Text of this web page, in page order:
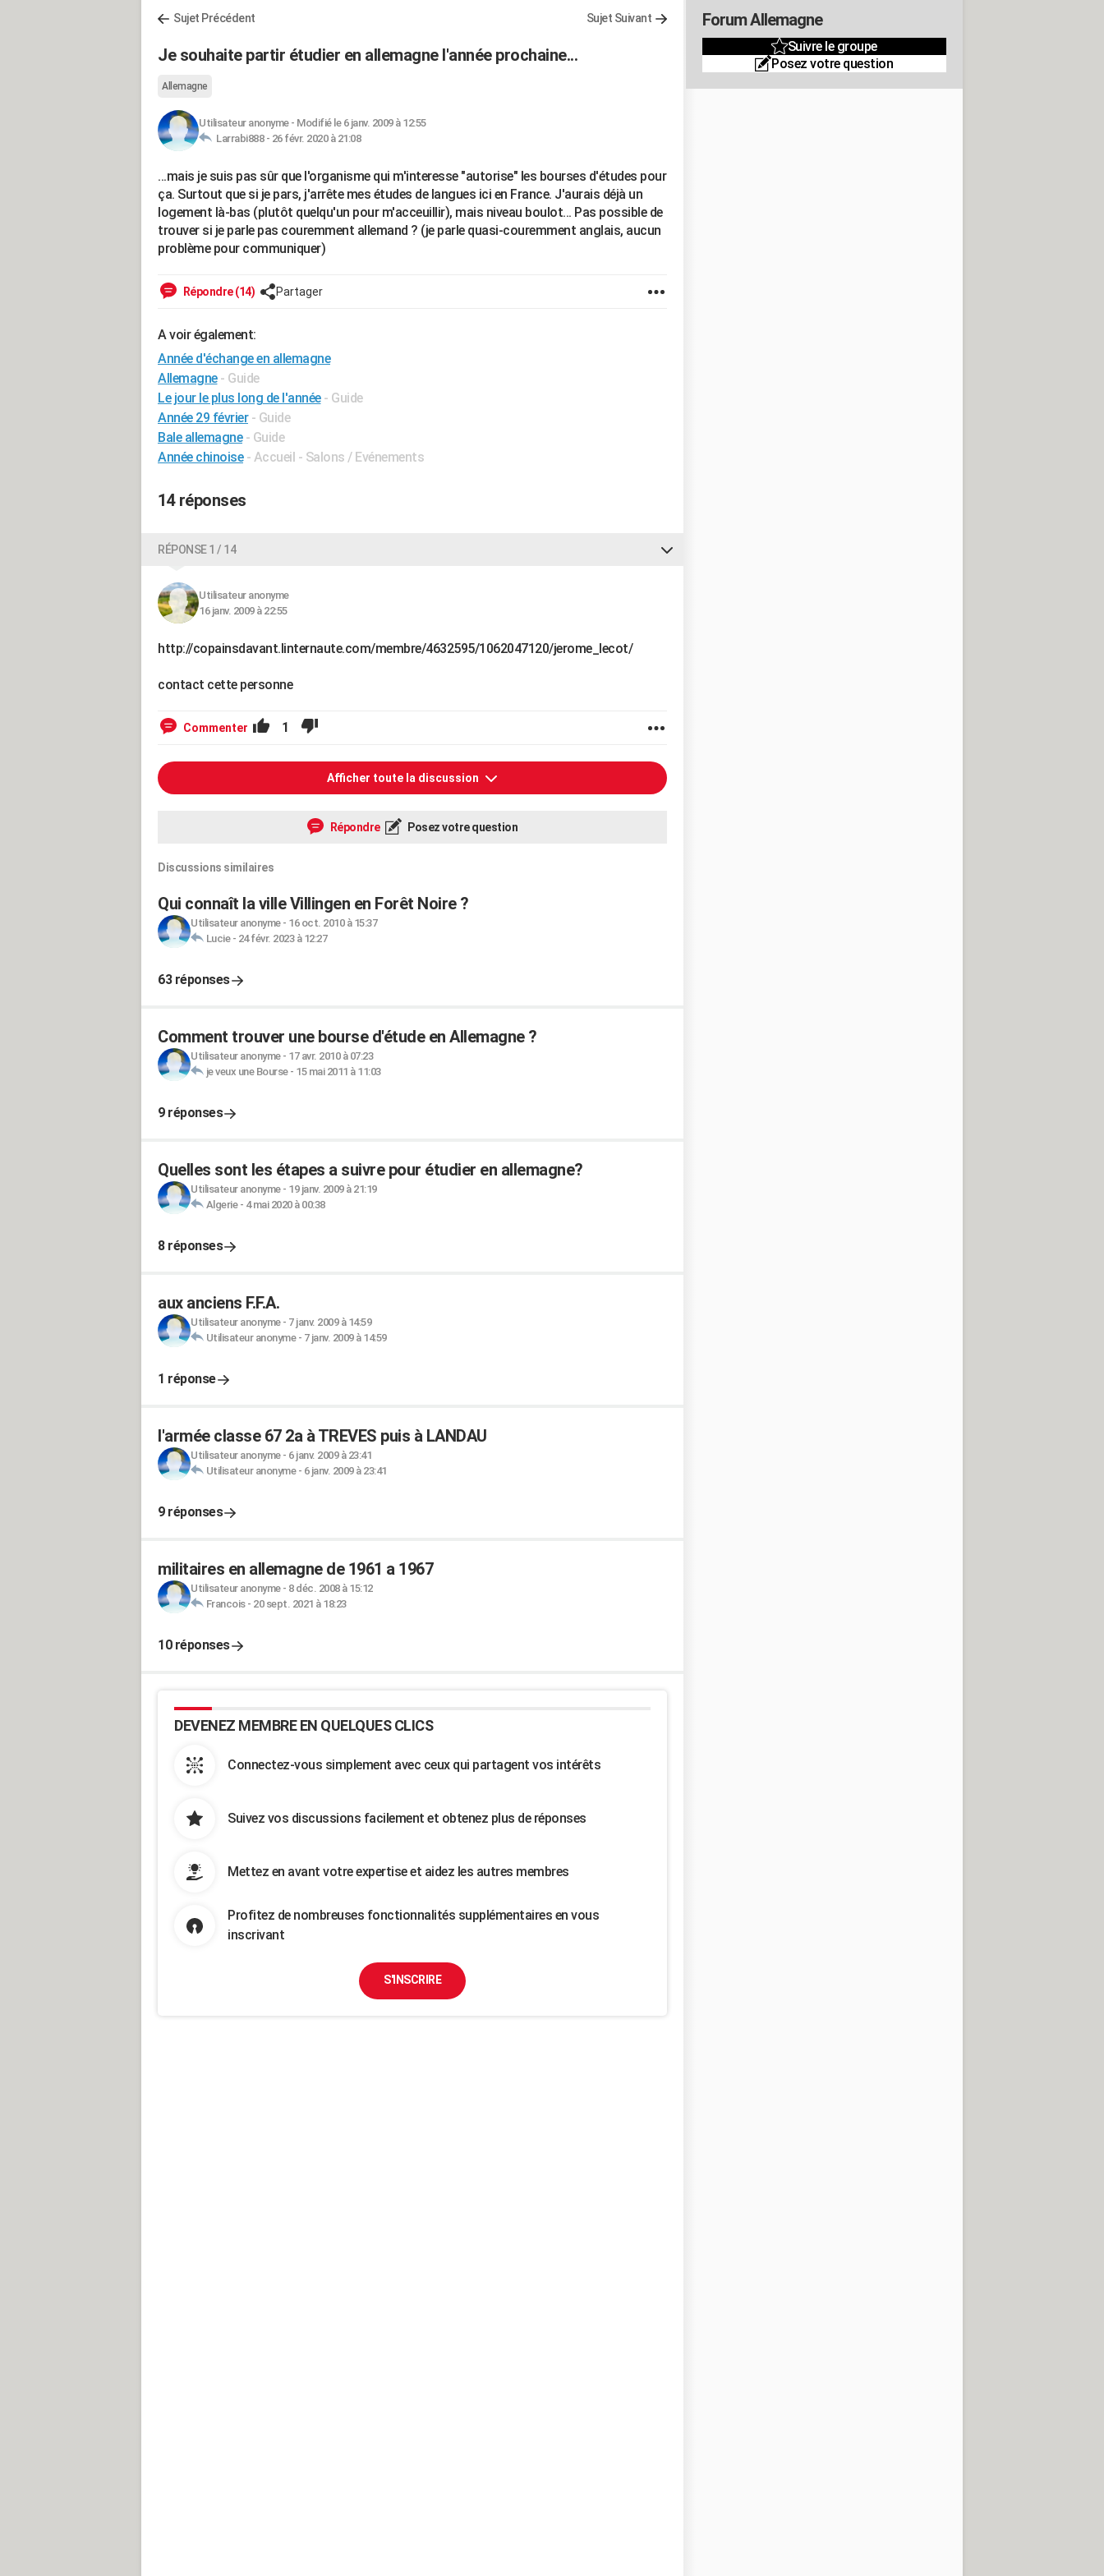
Sujet Précédent Sujet Suivant
Je souhaite partir étudier en allemagne l'année prochaine...
Allemagne
Utilisateur anonyme- Modifié le 6 janv. 2009 à 12:55
Larrabi888 - 26 févr. 2020 à 21:08
...mais je suis pas sûr que l'organisme qui m'interesse "autorise" les bourses d'études pour
ça. Surtout que si je pars, j'arrête mes études de langues ici en France. J'aurais déjà un
logement là-bas (plutôt quelqu'un pour m'acceuillir), mais niveau boulot... Pas possible de
trouver si je parle pas couremment allemand ? (je parle quasi-couremment anglais, aucun
problème pour communiquer)
Répondre (14) Partager
A voir également:
Année d'échange en allemagne
Allemagne - Guide
Le jour le plus long de l'année - Guide
Année 29 février - Guide
Bale allemagne - Guide
Année chinoise - Accueil - Salons / Evénements
14 réponses
RÉPONSE 1 / 14
Utilisateur anonyme
16 janv. 2009 à 22:55
http://copainsdavant.linternaute.com/membre/4632595/1062047120/jerome_lecot/
contact cette personne
Commenter 1
Afficher toute la discussion
Répondre Posez votre question
Discussions similaires
Qui connaît la ville Villingen en Forêt Noire ?
Utilisateur anonyme- 16 oct. 2010 à 15:37
Lucie- 24 févr. 2023 à 12:27
63 réponses
Comment trouver une bourse d'étude en Allemagne ?
Utilisateur anonyme- 17 avr. 2010 à 07:23
je veux une Bourse- 15 mai 2011 à 11:03
9 réponses
Quelles sont les étapes a suivre pour étudier en allemagne?
Utilisateur anonyme- 19 janv. 2009 à 21:19
Algerie- 4 mai 2020 à 00:38
8 réponses
aux anciens F.F.A.
Utilisateur anonyme- 7 janv. 2009 à 14:59
Utilisateur anonyme- 7 janv. 2009 à 14:59
1 réponse
l'armée classe 67 2a à TREVES puis à LANDAU
Utilisateur anonyme- 6 janv. 2009 à 23:41
Utilisateur anonyme- 6 janv. 2009 à 23:41
9 réponses
militaires en allemagne de 1961 a 1967
Utilisateur anonyme- 8 déc. 2008 à 15:12
Francois- 20 sept. 2021 à 18:23
10 réponses
DEVENEZ MEMBRE EN QUELQUES CLICS
Connectez-vous simplement avec ceux qui partagent vos intérêts
Suivez vos discussions facilement et obtenez plus de réponses
Mettez en avant votre expertise et aidez les autres membres
Profitez de nombreuses fonctionnalités supplémentaires en vous
inscrivant
S'INSCRIRE
Forum Allemagne
Suivre le groupe
Posez votre question